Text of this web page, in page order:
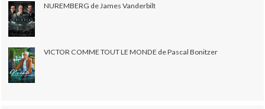
NUREMBERG de James Vanderbilt
VICTOR COMME TOUT LE MONDE de Pascal Bonitzer